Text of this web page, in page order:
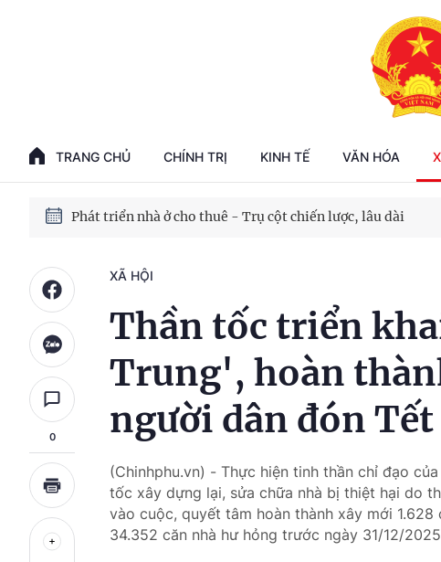
TRANG CHỦ CHÍNH TRỊ KINH TẾ VĂN HÓA
Phát triển kinh tế nhà nước trong kỷ nguyên mới
Chiến dịch 500 ngày đêm tìm kiếm, quy tập và xác định danh tính hài cốt liệt sĩ
Bảo vệ nền tảng tư tưởng của Đảng trong kỷ nguyên phát triển mới
Phát triển nhà ở cho thuê - Trụ cột chiến lược, lâu dài
0
XÃ HỘI
Thần tốc triển
Trung', hoàn
người dân đón Tết
(Chinhphu.vn) - Thực hiện tinh thần chỉ đạo
tốc xây dựng lại, sửa chữa nhà bị thiệt hại do
vào cuộc, quyết tâm hoàn thành xây mới
34.352 căn nhà hư hỏng trước ngày 31/12/